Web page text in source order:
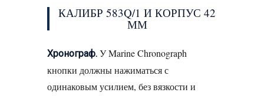
КАЛИБР 583Q/1 И КОРПУС 42
ММ
Хронограф. У Marine Chronograph
кнопки должны нажиматься с
одинаковым усилием, без вязкости и